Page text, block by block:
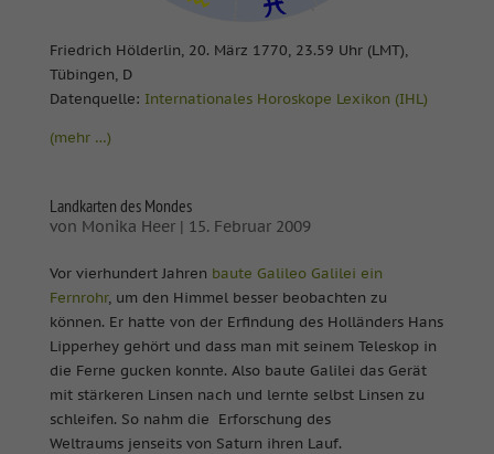
Friedrich Hölderlin, 20. März 1770, 23.59 Uhr (LMT),
Tübingen, D
Datenquelle: Internationales Horoskope Lexikon (IHL)
(mehr …)
Landkarten des Mondes
von Monika Heer| 15. Februar 2009
Vor vierhundert Jahren baute Galileo Galilei ein
Fernrohr, um den Himmel besser beobachten zu
können. Er hatte von der Erfindung des Holländers Hans
Lipperhey gehört und dass man mit seinem Teleskop in
die Ferne gucken konnte. Also baute Galilei das Gerät
mit stärkeren Linsen nach und lernte selbst Linsen zu
schleifen. So nahm die Erforschung des
Weltraums jenseits von Saturn ihren Lauf.